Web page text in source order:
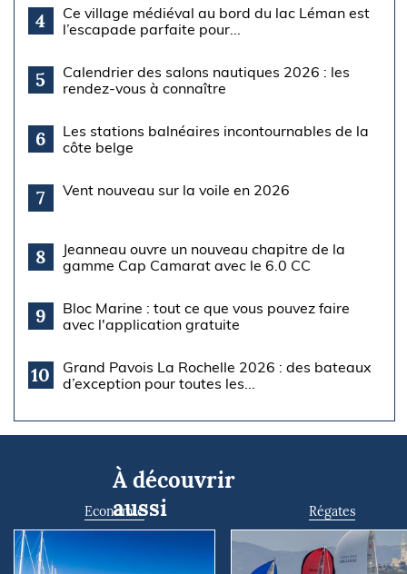
4
Ce village médiéval au bord du lac Léman est
l’escapade parfaite pour...
5
Calendrier des salons nautiques 2026 : les
rendez-vous à connaître
6
Les stations balnéaires incontournables de la
côte belge
7 Vent nouveau sur la voile en 2026
8
Jeanneau ouvre un nouveau chapitre de la
gamme Cap Camarat avec le 6.0 CC
9
Bloc Marine : tout ce que vous pouvez faire
avec l'application gratuite
10
Grand Pavois La Rochelle 2026 : des bateaux
d’exception pour toutes les...
À découvrir
aussi
Economie Régates